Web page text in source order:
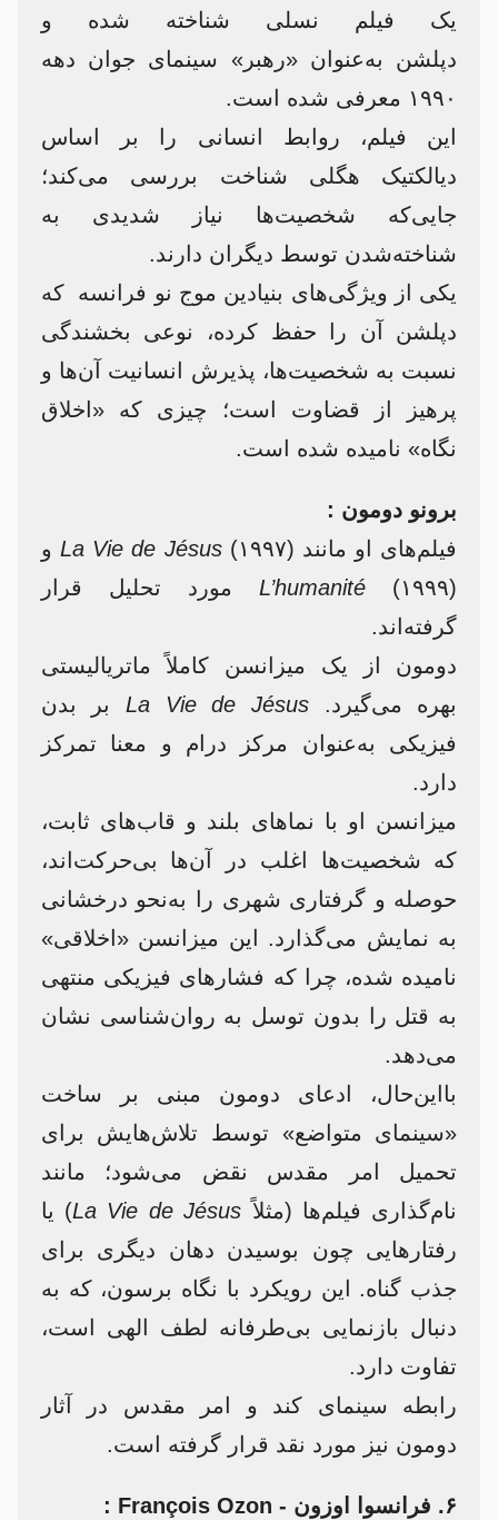
یک فیلم نسلی شناخته شده و
دپلشن به‌عنوان «رهبر» سینمای جوان دهه
۱۹۹۰ معرفی شده است.
این فیلم، روابط انسانی را بر اساس
دیالکتیک هگلی شناخت بررسی می‌کند؛
جایی‌که شخصیت‌ها نیاز شدیدی به
شناخته‌شدن توسط دیگران دارند.
یکی از ویژگی‌های بنیادین موج نو فرانسه که
دپلشن آن را حفظ کرده، نوعی بخشندگی
نسبت به شخصیت‌ها، پذیرش انسانیت آن‌ها و
پرهیز از قضاوت است؛ چیزی که «اخلاق
نگاه» نامیده شده است.
برونو دومون :
فیلم‌های او مانند
La Vie de Jésus(۱۹۹۷) و
L’humanité (۱۹۹۹) مورد تحلیل قرار
گرفته‌اند.
دومون از یک میزانسن کاملاً ماتریالیستی
بهره می‌گیرد.La Vie de Jésus بر بدن
فیزیکی به‌عنوان مرکز درام و معنا تمرکز
دارد.
میزانسن او با نماهای بلند و قاب‌های ثابت،
که شخصیت‌ها اغلب در آن‌ها بی‌حرکت‌اند،
حوصله و گرفتاری شهری را به‌نحو درخشانی
به نمایش می‌گذارد. این میزانسن «اخلاقی»
نامیده شده، چرا که فشارهای فیزیکی منتهی
به قتل را بدون توسل به روان‌شناسی نشان
می‌دهد.
بااین‌حال، ادعای دومون مبنی بر ساخت
«سینمای متواضع» توسط تلاش‌هایش برای
تحمیل امر مقدس نقض می‌شود؛ مانند
نام‌گذاری فیلم‌ها (مثلاً La Vie de Jésus) یا
رفتارهایی چون بوسیدن دهان دیگری برای
جذب گناه. این رویکرد با نگاه برسون، که به
دنبال بازنمایی بی‌طرفانه لطف الهی است،
تفاوت دارد.
رابطه سینمای کند و امر مقدس در آثار
دومون نیز مورد نقد قرار گرفته است.
۶. فرانسوا اوزون - François Ozon :